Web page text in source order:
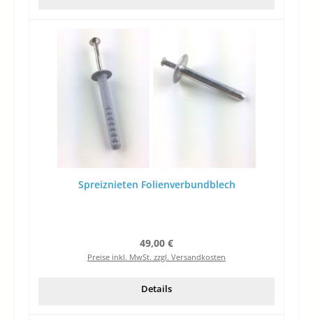
Spreiznieten Folienverbundblech
Regulärer Preis:
49,00 €
Preise inkl. MwSt. zzgl. Versandkosten
Details